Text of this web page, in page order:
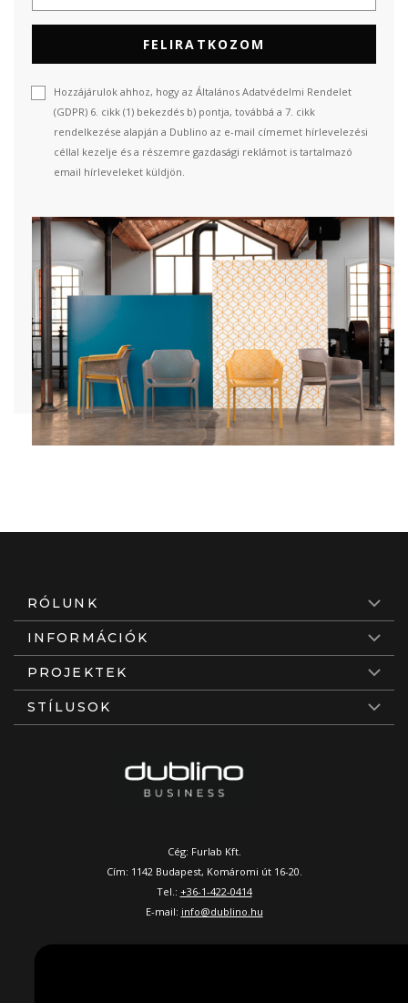
FELIRATKOZOM
Hozzájárulok ahhoz, hogy az Általános Adatvédelmi Rendelet
(GDPR) 6. cikk (1) bekezdés b) pontja, továbbá a 7. cikk
rendelkezése alapján a Dublino az e-mail címemet hírlevelezési
céllal kezelje és a részemre gazdasági reklámot is tartalmazó
email hírleveleket küldjön.
RÓLUNK
INFORMÁCIÓK
PROJEKTEK
STÍLUSOK
Cég: Furlab Kft.
Cím: 1142 Budapest, Komáromi út 16-20.
Tel.: +36-1-422-0414
E-mail: info@dublino.hu